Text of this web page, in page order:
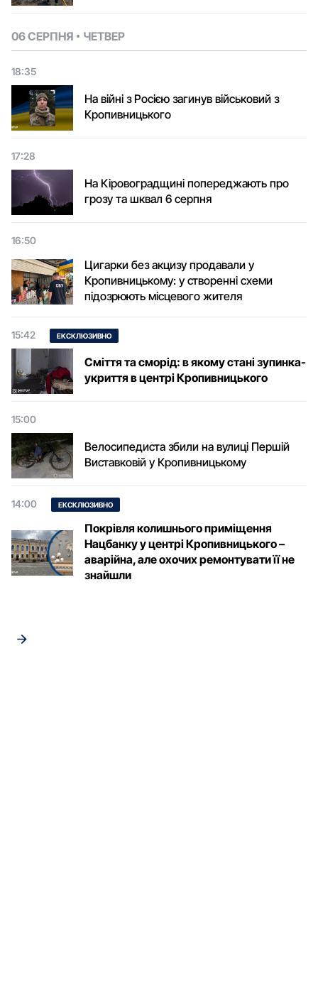
06 СЕРПНЯ ЧЕТВЕР
18:35
На війні з Росією загинув військовий з
Кропивницького
17:28
На Кіровоградщині попереджають про
грозу та шквал 6 серпня
16:50
Цигарки без акцизу продавали у
Кропивницькому: у створенні схеми
підозрюють місцевого жителя
15:42 ЕКСКЛЮЗИВНО
Сміття та сморід: в якому стані зупинка-
укриття в центрі Кропивницького
15:00
Велосипедиста збили на вулиці Першій
Виставковій у Кропивницькому
14:00 ЕКСКЛЮЗИВНО
Покрівля колишнього приміщення
Нацбанку у центрі Кропивницького –
аварійна, але охочих ремонтувати її не
знайшли